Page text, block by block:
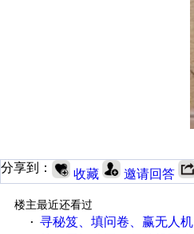
分享到： 收藏 邀请回答
楼主最近还看过
· 寻秘笈、填问卷、赢无人机